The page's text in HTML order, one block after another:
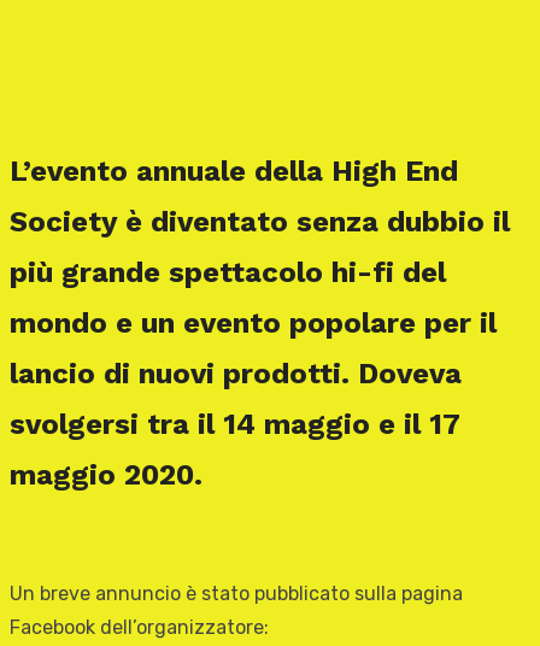
L’evento annuale della High End
Society è diventato senza dubbio il
più grande spettacolo hi-fi del
mondo e un evento popolare per il
lancio di nuovi prodotti. Doveva
svolgersi tra il 14 maggio e il 17
maggio 2020.
Un breve annuncio è stato pubblicato sulla pagina
Facebook dell’organizzatore: